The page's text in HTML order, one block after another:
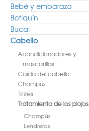
Bebé y embarazo
Botiquín
Bucal
Cabello
Acondicionadores y
mascarillas
Caída del cabello
Champús
Tintes
Tratamiento de los piojos
Champús
Lendreras